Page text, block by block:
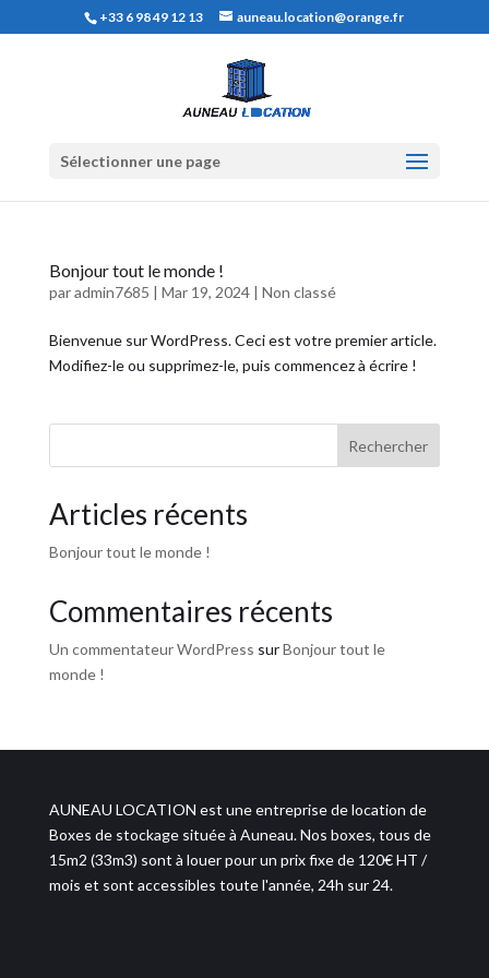
+33 6 98 49 12 13 auneau.location@orange.fr
Sélectionner une page
Bonjour tout le monde !
paradmin7685 | Mar 19, 2024| Non classé
Bienvenue sur WordPress. Ceci est votre premier article.
Modifiez-le ou supprimez-le, puis commencez à écrire !
Rechercher
Articles récents
Bonjour tout le monde !
Commentaires récents
Un commentateur WordPress surBonjour tout le
monde !
AUNEAU LOCATION est une entreprise de location de
Boxes de stockage située à Auneau. Nos boxes, tous de
15m2 (33m3) sont à louer pour un prix fixe de 120€ HT /
mois et sont accessibles toute l'année, 24h sur 24.